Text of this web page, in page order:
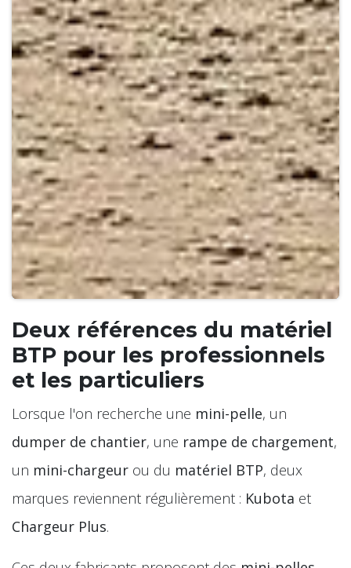
Deux références du matériel
BTP pour les professionnels
et les particuliers
Lorsque l'on recherche une mini-pelle, un
dumper de chantier, une rampe de chargement,
un mini-chargeur ou du matériel BTP, deux
marques reviennent régulièrement : Kubota et
Chargeur Plus.